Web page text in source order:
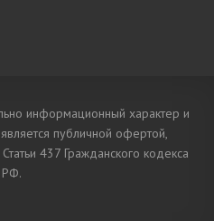
информационный характер и
публичной офертой,
437 Гражданского кодекса
РФ.